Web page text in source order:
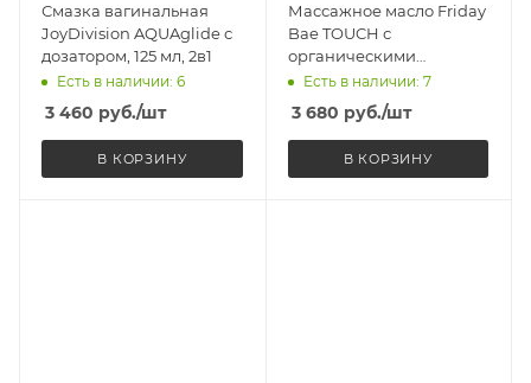
Смазка вагинальная
JoyDivision AQUAglide с
дозатором, 125 мл, 2в1
Есть в наличии: 6
3 460 руб./шт
В КОРЗИНУ
Массажное масло Friday
Bae TOUCH с
органическими
маслами, 50 мл
Есть в наличии: 7
3 680 руб./шт
В КОРЗИНУ